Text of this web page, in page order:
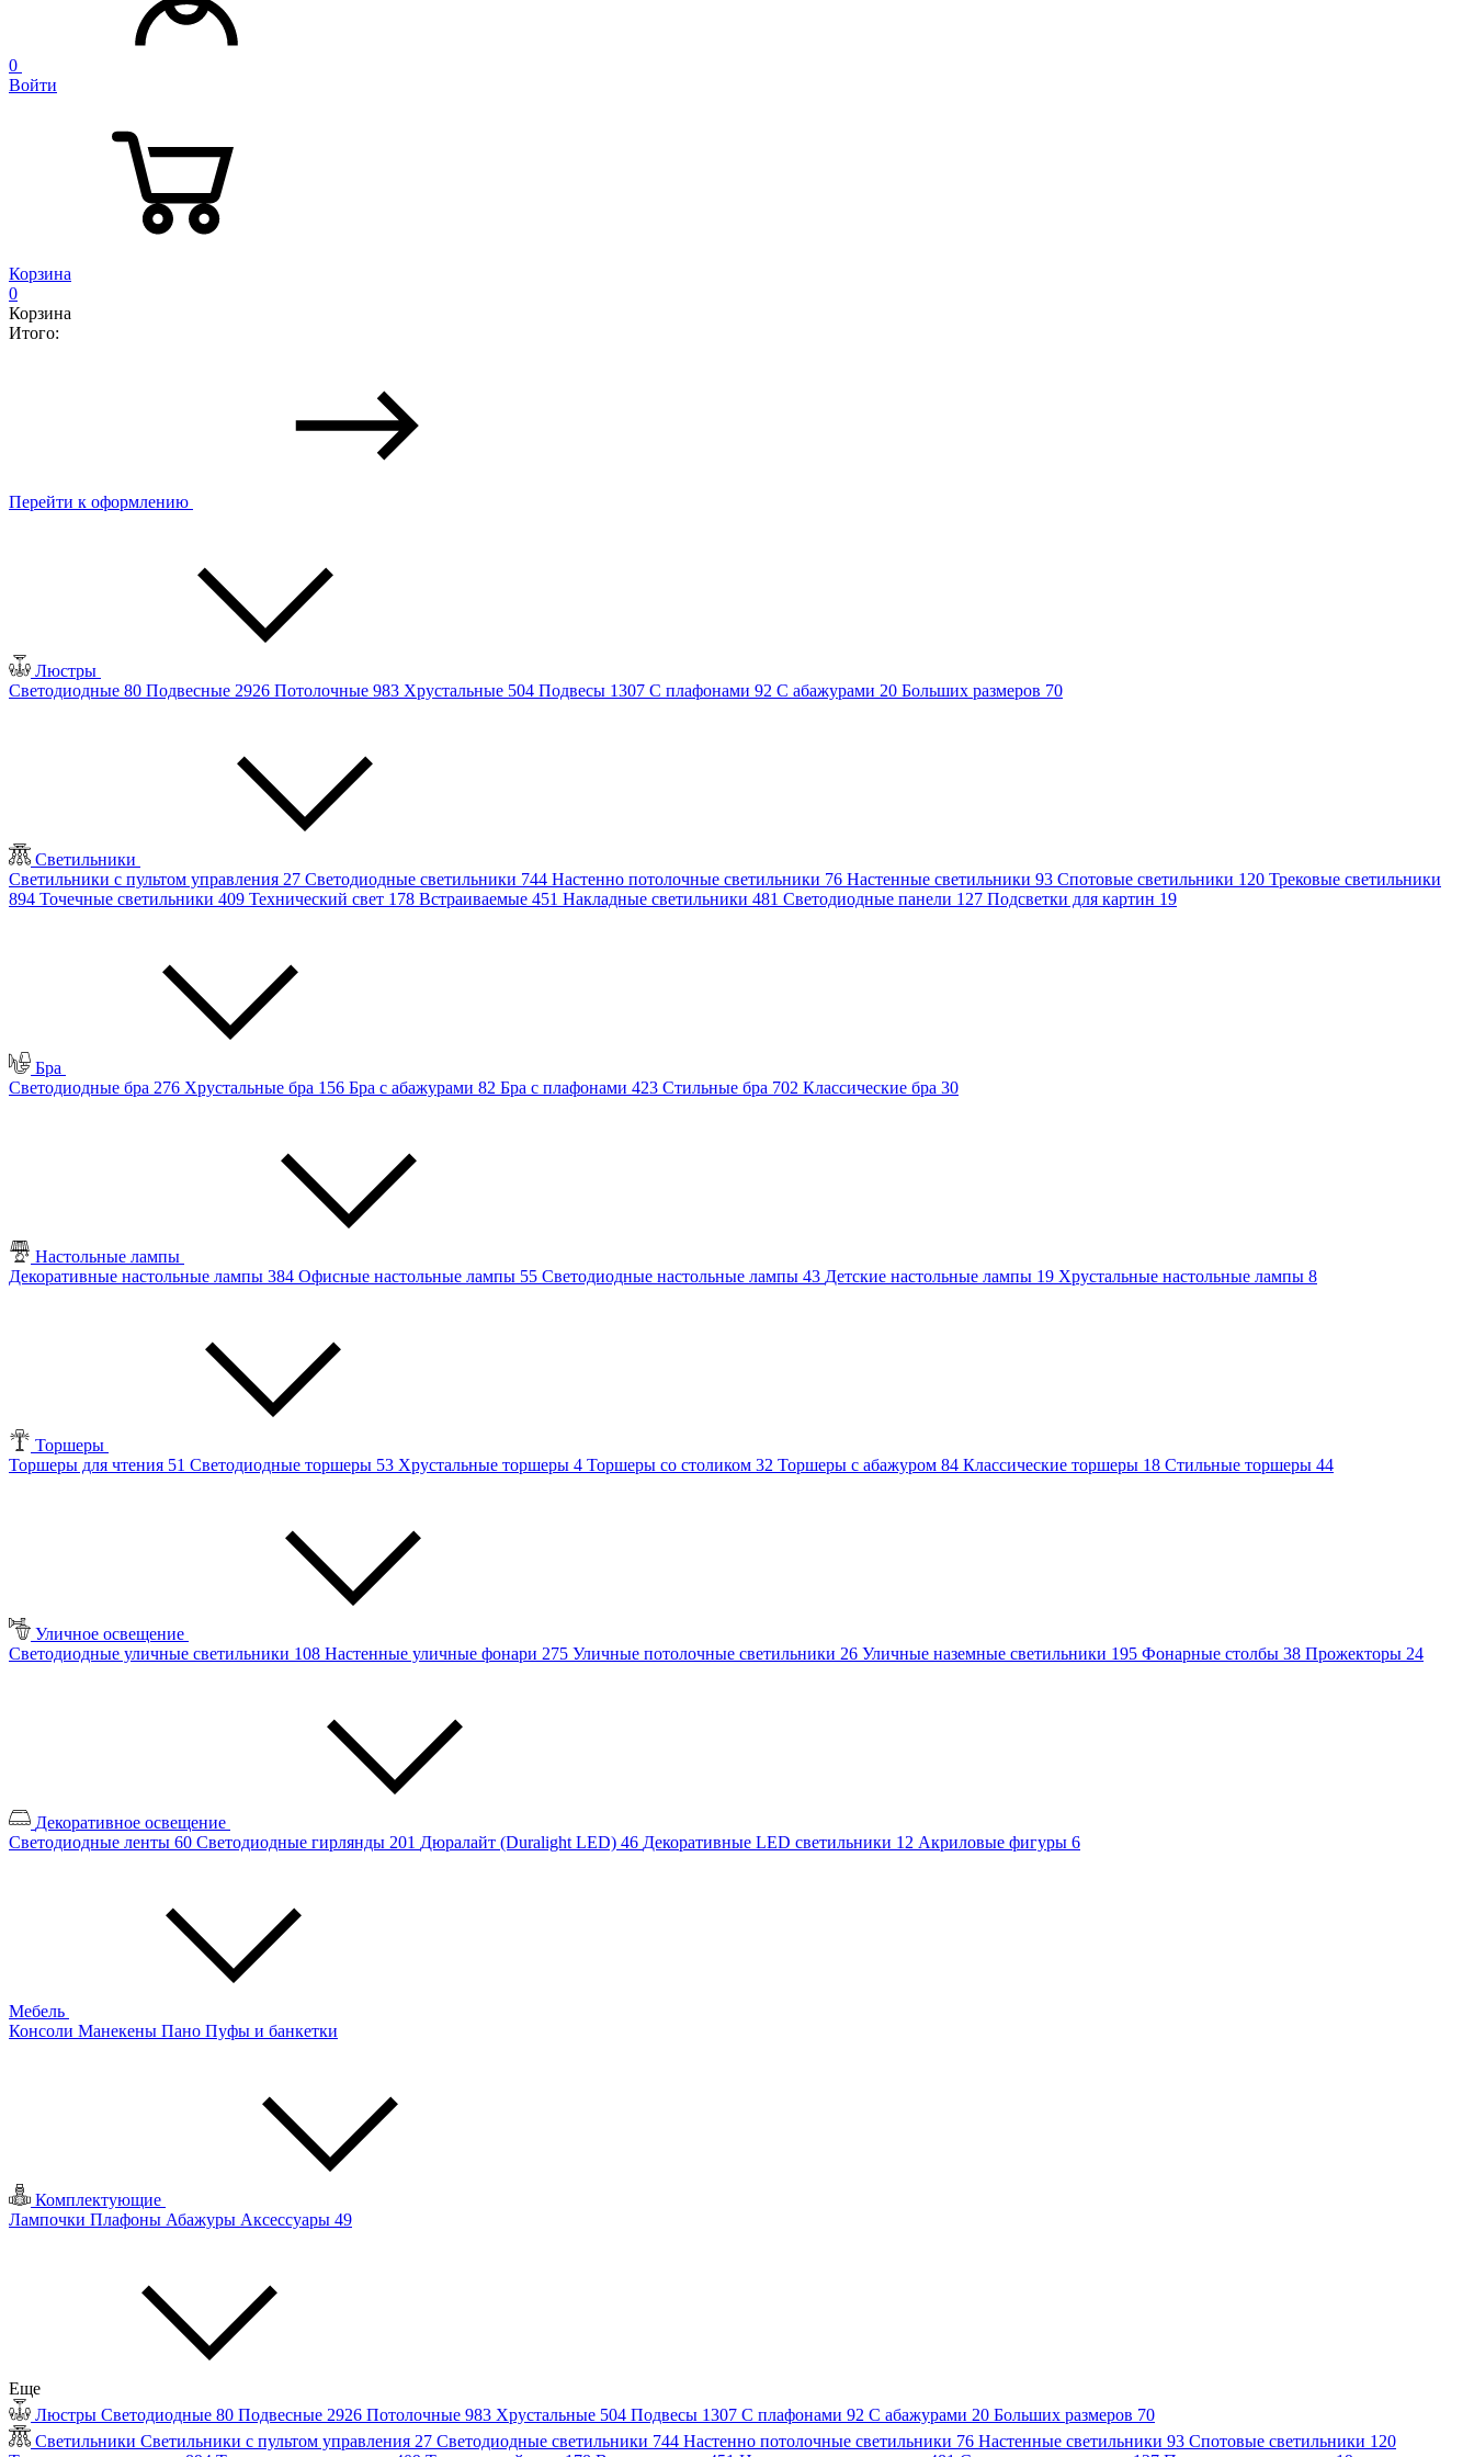
0
Войти
Корзина
0
Корзина
Итого:
Перейти к оформлению
Люстры
Светодиодные 80 Подвесные 2926 Потолочные 983 Хрустальные 504 Подвесы 1307 С плафонами 92 С абажурами 20 Больших размеров 70
Светильники
Светильники с пультом управления 27 Светодиодные светильники 744 Настенно потолочные светильники 76 Настенные светильники 93 Спотовые светильники 120 Трековые светильники
894 Точечные светильники 409 Технический свет 178 Встраиваемые 451 Накладные светильники 481 Светодиодные панели 127 Подсветки для картин 19
Бра
Светодиодные бра 276 Хрустальные бра 156 Бра с абажурами 82 Бра с плафонами 423 Стильные бра 702 Классические бра 30
Настольные лампы
Декоративные настольные лампы 384 Офисные настольные лампы 55 Светодиодные настольные лампы 43 Детские настольные лампы 19 Хрустальные настольные лампы 8
Торшеры
Торшеры для чтения 51 Светодиодные торшеры 53 Хрустальные торшеры 4 Торшеры со столиком 32 Торшеры с абажуром 84 Классические торшеры 18 Стильные торшеры 44
Уличное освещение
Светодиодные уличные светильники 108 Настенные уличные фонари 275 Уличные потолочные светильники 26 Уличные наземные светильники 195 Фонарные столбы 38 Прожекторы 24
Декоративное освещение
Светодиодные ленты 60 Светодиодные гирлянды 201 Дюралайт (Duralight LED) 46 Декоративные LED светильники 12 Акриловые фигуры 6
Мебель
Консоли Манекены Пано Пуфы и банкетки
Комплектующие
Лампочки Плафоны Абажуры Аксессуары 49
Еще
Люстры Светодиодные 80 Подвесные 2926 Потолочные 983 Хрустальные 504 Подвесы 1307 С плафонами 92 С абажурами 20 Больших размеров 70
Светильники Светильники с пультом управления 27 Светодиодные светильники 744 Настенно потолочные светильники 76 Настенные светильники 93 Спотовые светильники 120